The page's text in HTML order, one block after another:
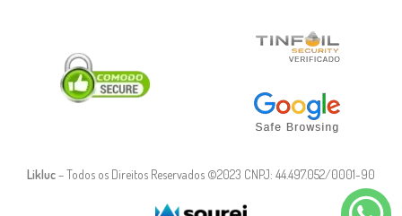
Likluc– Todos os Direitos Reservados ©2023 CNPJ: 44.497.052/0001-90